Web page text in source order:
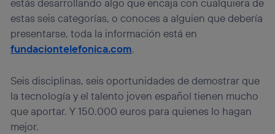
estás desarrollando algo que encaja con cualquiera de
estas seis categorías, o conoces a alguien que debería
presentarse, toda la información está en
fundaciontelefonica.com.
Seis disciplinas, seis oportunidades de demostrar que
la tecnología y el talento joven español tienen mucho
que aportar. Y 150.000 euros para quienes lo hagan
mejor.